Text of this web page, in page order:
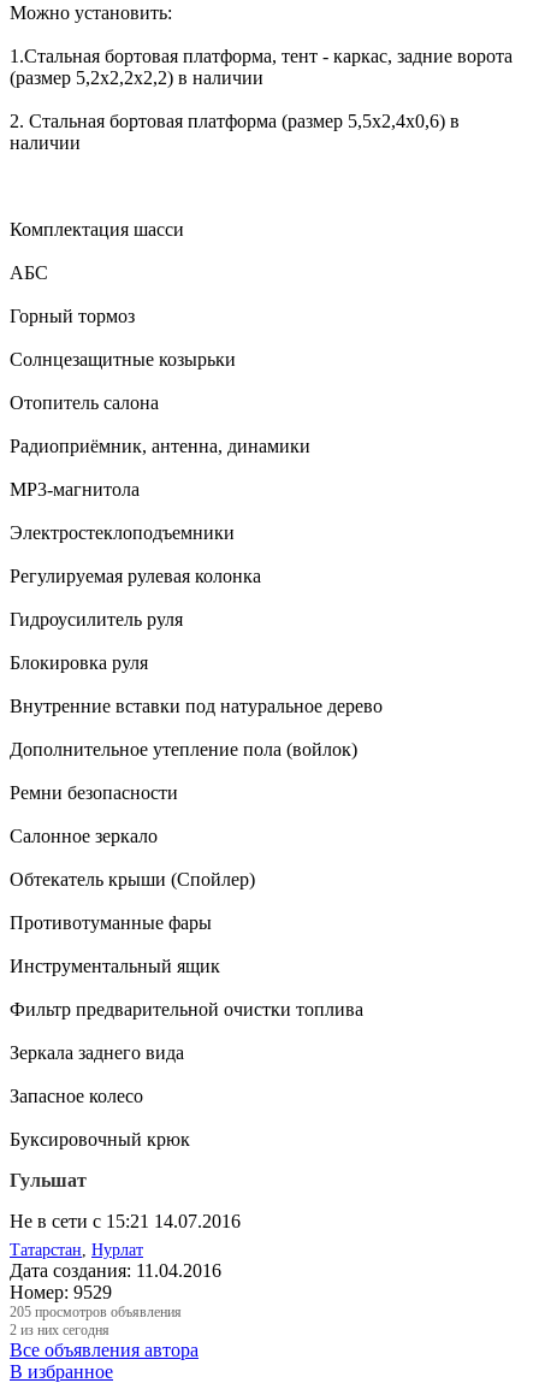
Можно установить:
1.Стальная бортовая платформа, тент - каркас, задние ворота
(размер 5,2х2,2х2,2) в наличии
2. Стальная бортовая платформа (размер 5,5х2,4х0,6) в
наличии
Комплектация шасси
АБС
Горный тормоз
Солнцезащитные козырьки
Отопитель салона
Радиоприёмник, антенна, динамики
MP3-магнитола
Электростеклоподъемники
Регулируемая рулевая колонка
Гидроусилитель руля
Блокировка руля
Внутренние вставки под натуральное дерево
Дополнительное утепление пола (войлок)
Ремни безопасности
Салонное зеркало
Обтекатель крыши (Спойлер)
Противотуманные фары
Инструментальный ящик
Фильтр предварительной очистки топлива
Зеркала заднего вида
Запасное колесо
Буксировочный крюк
Гульшат
Не в сети с 15:21 14.07.2016
Татарстан Нурлат
Дата создания: 11.04.2016
Номер: 9529
205 просмотров объявления
2 из них сегодня
Все объявления автора
В избранное